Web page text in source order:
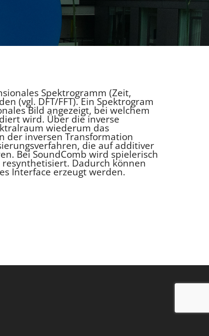
Spektrogramm (Zeit,
(vgl. DFT/FFT). Ein Spektrogram
Bild angezeigt, bei welchem
wird. Über die inverse
wiederum das
der inversen Transformation
die auf additiver
Bei SoundComb wird spielerisch
Dadurch können
Interface erzeugt werden.